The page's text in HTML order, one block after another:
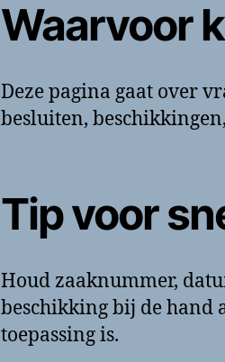
Waarvoor
Deze pagina gaat over
besluiten,
Tip voor
Houd zaaknummer,
beschikking bij de hand
toepassing is.